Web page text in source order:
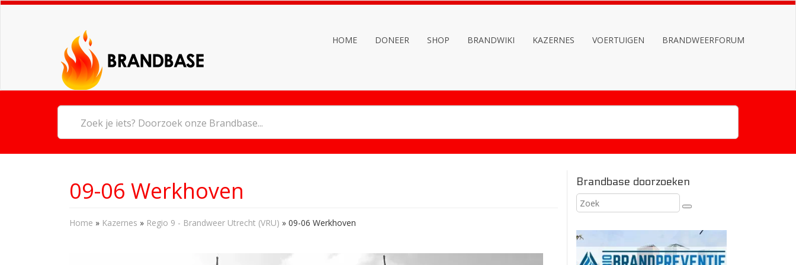
HOME DONEER SHOP BRANDWIKI KAZERNES VOERTUIGEN BRANDWEERFORUM
09-06 Werkhoven
Home » Kazernes » Regio 9 - Brandweer Utrecht (VRU) » 09-06 Werkhoven
Brandbase doorzoeken